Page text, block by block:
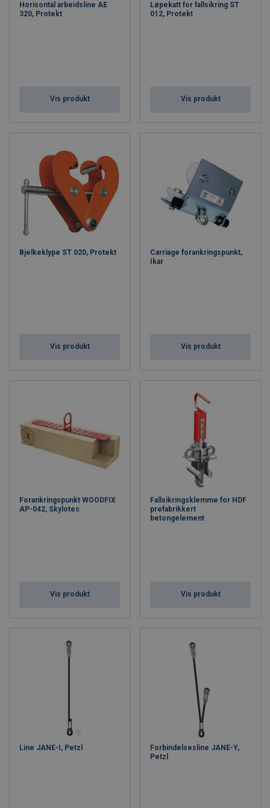
Horisontal arbeidsline AE
320, Protekt
Vis produkt
Løpekatt for fallsikring ST
012, Protekt
Vis produkt
Bjelkeklype ST 020, Protekt
Vis produkt
Carriage forankringspunkt,
Ikar
Vis produkt
Forankringspunkt WOODFIX
AP-042, Skylotec
Vis produkt
Fallsikringsklemme for HDF
prefabrikkert
betongelement
Vis produkt
Line JANE-I, Petzl
Forbindelsesline JANE-Y,
Petzl